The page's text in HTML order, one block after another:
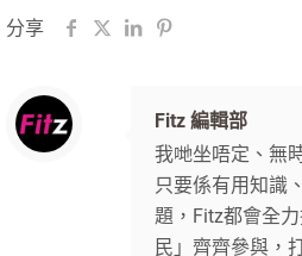
分享
Fitz 編輯部
我哋坐唔定、無
只要係有用知識
題，Fitz都會全
民」齊齊參與，